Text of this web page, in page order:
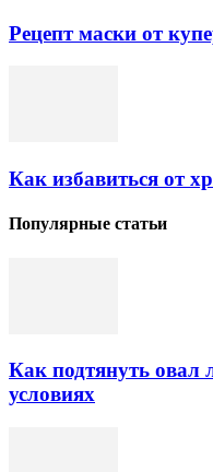
Рецепт маски от
Как избавиться от
Популярные статьи
Как подтянуть
условиях